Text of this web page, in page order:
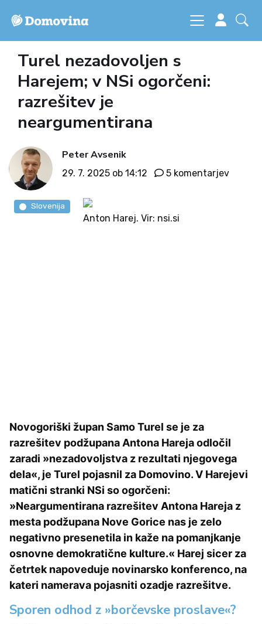
Turel nezadovoljen s
Harejem; v NSi ogorčeni:
razrešitev je
neargumentirana
Peter Avsenik
29. 7. 2025 ob 14:12 5 komentarjev
Anton Harej. Vir: nsi.si
Slovenija
Novogoriški župan Samo Turel se je za
razrešitev podžupana Antona Hareja odločil
zaradi »nezadovoljstva z rezultati njegovega
dela«, je Turel pojasnil za Domovino. V Harejevi
matični stranki NSi so ogorčeni:
»Neargumentirana razrešitev Antona Hareja z
mesta podžupana Nove Gorice nas je zelo
negativno presenetila in kaže na pomanjkanje
osnovne demokratične kulture.« Harej sicer za
četrtek napoveduje novinarsko konferenco, na
kateri namerava pojasniti ozadje razrešitve.
Sporen odhod z »borčevske proslave«?